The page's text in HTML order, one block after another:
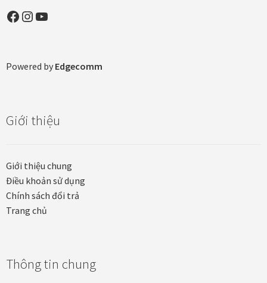
Khung tranh gỗ sồi
Kim liên vạn phúc phòng thờ
Mia Lifestyle
Facebook
Instagram
YouTube
Powered by Edgecomm
Giới thiệu
Giới thiệu chung
Điều khoản sử dụng
Chính sách đổi trả
Trang chủ
Thông tin chung